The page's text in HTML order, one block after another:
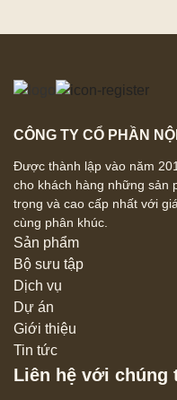
CÔNG TY CỔ PHẦN
Được thành lập vào năm
cho khách hàng những sản
trọng và cao cấp nhất với
cùng phân khúc.
Sản phẩm
Bộ sưu tập
Dịch vụ
Dự án
Giới thiệu
Tin tức
Liên hệ với chúng